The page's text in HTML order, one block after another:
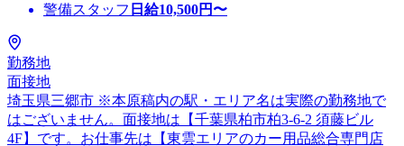
警備スタッフ 日給10,500円〜
勤務地
面接地
埼玉県三郷市 ※本原稿内の駅・エリア名は実際の勤務地で
はございません。面接地は【千葉県柏市柏3-6-2 須藤ビル
4F】です。お仕事先は【東雲エリアのカー用品総合専門店